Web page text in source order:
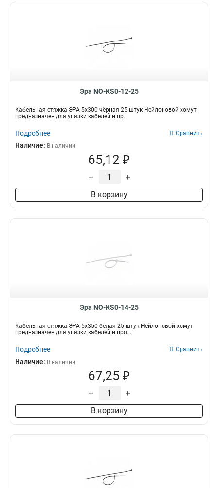
Эра NO-KS0-12-25
Кабельная стяжка ЭРА 5x300 чёрная 25 штук Нейлоновой хомут
предназначен для увязки кабелей и пр...
Подробнее Сравнить
Наличие: В наличии
65,12 ₽
– +
В корзину
Эра NO-KS0-14-25
Кабельная стяжка ЭРА 5х350 белая 25 штук Нейлоновой хомут
предназначен для увязки кабелей и про...
Подробнее Сравнить
Наличие: В наличии
67,25 ₽
– +
В корзину